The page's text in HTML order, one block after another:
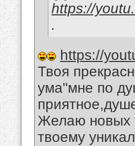
https://
.
https://
Твоя
ума"мне по
Желаю новых
твоему